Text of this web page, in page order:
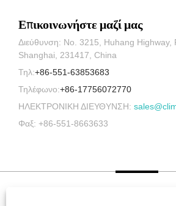
Επικοινωνήστε μαζί μας
Διεύθυνση: No. 3215, Huhang Highway,
Shanghai, 231417, China
Τηλ:+86-551-63853683
Τηλέφωνο:+86-17756072770
ΗΛΕΚΤΡΟΝΙΚΗ ΔΙΕΥΘΥΝΣΗ:
Φαξ: +86-551-8663633